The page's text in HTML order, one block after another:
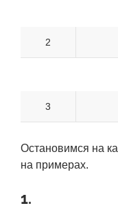
2
3
Остановимся на
на примерах.
1.